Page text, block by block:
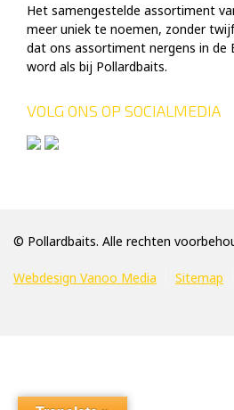
Het samengestelde assortiment
meer uniek te noemen, zonder
dat ons assortiment nergens in de
word als bij Pollardbaits.
VOLG ONS OP SOCIALMEDIA
© Pollardbaits. Alle rechten
Webdesign Vanoo Media Sitemap